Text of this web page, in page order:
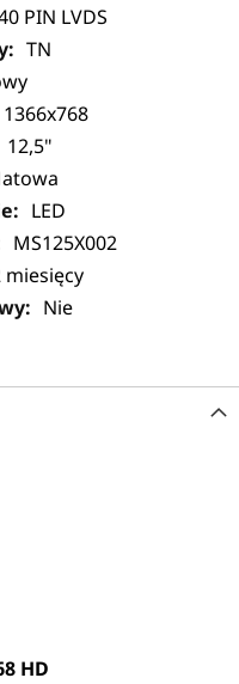
PIN LVDS
TN
1366x768
12,5"
LED
MS125X002
miesięcy
Nie
HD